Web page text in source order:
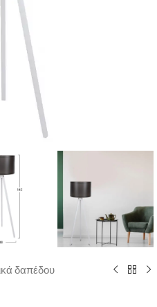
δαπέδου